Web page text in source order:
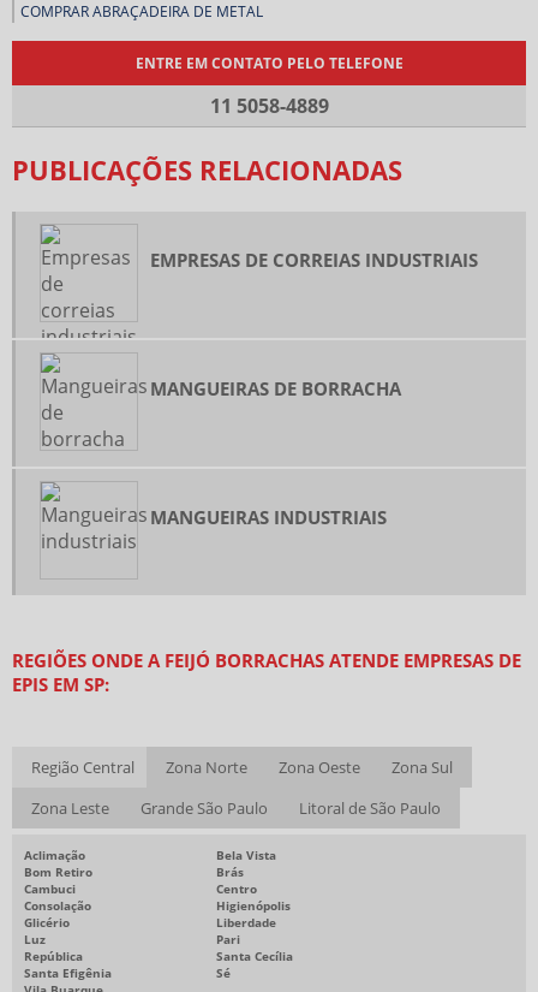
COMPRAR ABRAÇADEIRA DE METAL
COMPRAR CORREIAS INDUSTRIAIS
COMPRAR LENÇOL DE BORRACHA
CONEXÃO ESPIGÃO DE LATÃO
DISTRIBUIDOR DE EQUIPAMENTO DE PROTEÇÃO INDIVIDUAL
DISTRIBUIDOR DE LENÇOL DE BORRACHA
EMPRESA DE ABRAÇADEIRAS
FORNECEDOR DE ABRAÇADEIRAS
GUARNIÇÃO DE BORRACHA INDUSTRIAL
MANGUEIRA DE BORRACHA PARA ÓLEO
VENDA DE EPI ATACADO
VENDA DE EQUIPAMENTOS DE EPI
BOTA DE SEGURANÇA PREÇO
POLIA FERRO FUNDIDO PREÇO
CALÇADO DE SEGURANÇA PREÇO
EMPRESA DE FITA ADESIVA
FORNECEDOR DE FITA ADESIVA
LENÇOL DE BORRACHA PREÇO
EMPRESAS DE CORREIAS INDUSTRIAIS
DISTRIBUIDOR DE EPI SP
ENTRE EM CONTATO PELO TELEFONE
11 5058-4889
PUBLICAÇÕES RELACIONADAS
EMPRESAS DE CORREIAS INDUSTRIAIS
MANGUEIRAS DE BORRACHA
MANGUEIRAS INDUSTRIAIS
REGIÕES ONDE A FEIJÓ BORRACHAS ATENDE EMPRESAS DE
EPIS EM SP:
Região Central Zona Norte Zona Oeste
Zona Sul
Zona Leste
Grande São Paulo Litoral de São Paulo
Aclimação
Bela Vista
Bom Retiro
Brás
Cambuci
Centro
Consolação
Higienópolis
Glicério
Liberdade
Luz
Pari
República
Santa Cecília
Santa Efigênia
Sé